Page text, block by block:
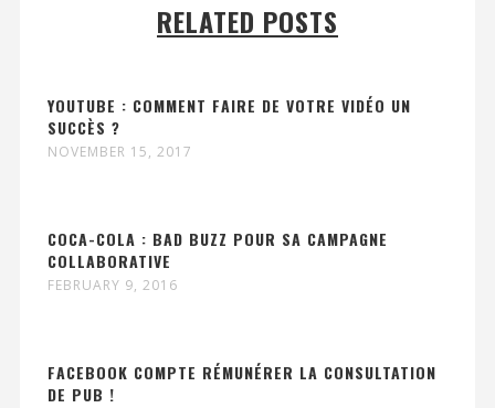
RELATED POSTS
YOUTUBE : COMMENT FAIRE DE VOTRE VIDÉO UN
SUCCÈS ?
NOVEMBER 15, 2017
COCA-COLA : BAD BUZZ POUR SA CAMPAGNE
COLLABORATIVE
FEBRUARY 9, 2016
FACEBOOK COMPTE RÉMUNÉRER LA CONSULTATION
DE PUB !